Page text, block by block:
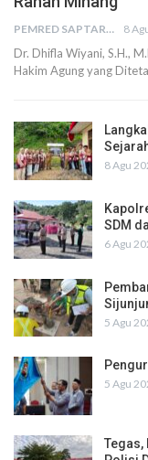
PEMRED SAPTARIUS 8
Dr. Dhifla Wiyani, S.H.,
Hakim Agung yang
8 Agu
SDM
6 Agu
5 Agu
5 Agu
Tegas,